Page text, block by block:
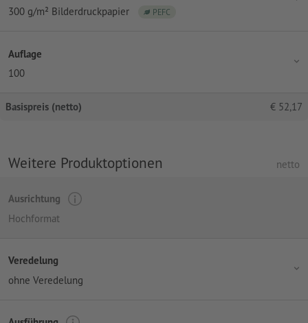
300 g/m² Bilderdruckpapier
PEFC
Auflage
100
Basispreis (netto) € 52,17
Weitere Produktoptionen netto
Ausrichtung
Hochformat
Veredelung
ohne Veredelung